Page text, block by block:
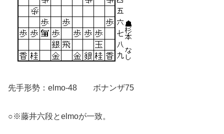
先手形勢：elmo-48 ボナンザ75
○※藤井六段とelmoが一致。